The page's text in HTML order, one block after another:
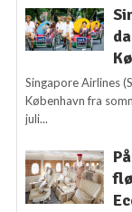
Singapore Airlines
København fra
juli...